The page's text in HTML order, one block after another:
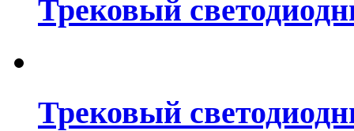
Трековый
Трековый